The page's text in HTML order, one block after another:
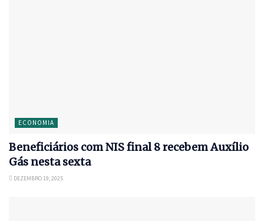
ECONOMIA
Beneficiários com NIS final 8 recebem Auxílio
Gás nesta sexta
DEZEMBRO 19, 2025